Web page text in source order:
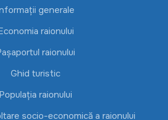
generale
raionului
raionului
Ghid turistic
Populația raionului
socio-economică a raionului